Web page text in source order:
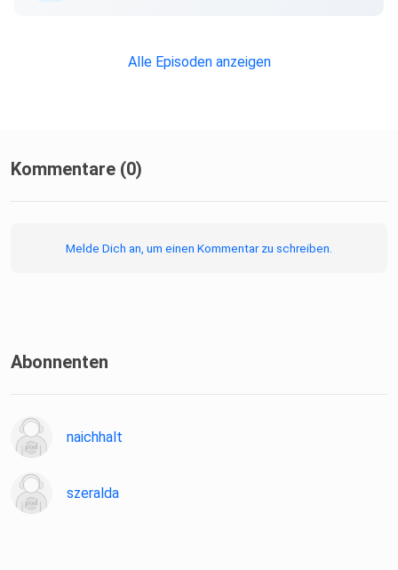
Alle Episoden anzeigen
Kommentare (0)
Melde Dich an, um einen Kommentar zu schreiben.
Abonnenten
naichhalt
szeralda